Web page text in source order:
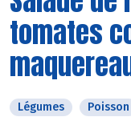
tomates
Légumes Poisson